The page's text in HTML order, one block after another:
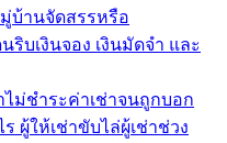
บ้านจัดสรรหรือ
บเงินจอง เงินมัดจำ และ
ไม่ชำระค่าเช่าจนถูกบอก
ผู้ให้เช่าขับไล่ผู้เช่าช่วง